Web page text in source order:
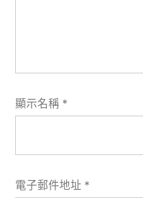
顯示名稱 *
電子郵件地址 *